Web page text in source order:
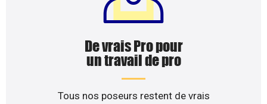
De vrais Pro pour
un travail de pro
Tous nos poseurs restent de vrais